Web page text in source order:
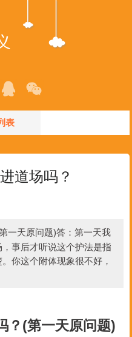
表
道场吗？
一天原问题)答：第一天我
事后才听说这个护法是指
你这个附体现象很不好，
？(第一天原问题)